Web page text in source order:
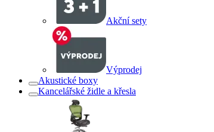
Akční sety
Výprodej
Akustické boxy
Kancelářské židle a křesla